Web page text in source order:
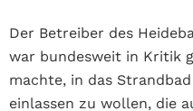
Der Betreiber des
war bundesweit in Kritik
machte, in das
einlassen zu wollen, die